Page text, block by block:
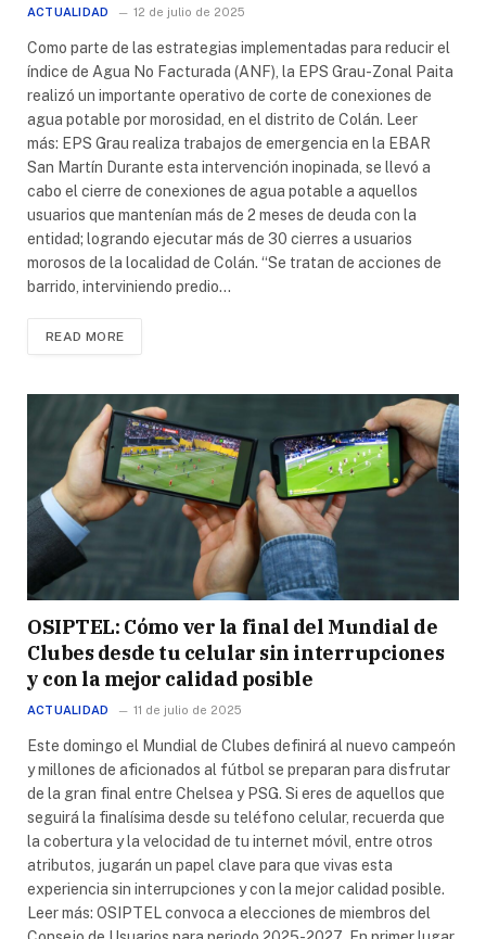
ACTUALIDAD 12 de julio de 2025
Como parte de las estrategias implementadas para reducir el
índice de Agua No Facturada (ANF), la EPS Grau-Zonal Paita
realizó un importante operativo de corte de conexiones de
agua potable por morosidad, en el distrito de Colán. Leer
más: EPS Grau realiza trabajos de emergencia en la EBAR
San Martín Durante esta intervención inopinada, se llevó a
cabo el cierre de conexiones de agua potable a aquellos
usuarios que mantenían más de 2 meses de deuda con la
entidad; logrando ejecutar más de 30 cierres a usuarios
morosos de la localidad de Colán. “Se tratan de acciones de
barrido, interviniendo predio…
READ MORE
OSIPTEL: Cómo ver la final del Mundial de
Clubes desde tu celular sin interrupciones
y con la mejor calidad posible
ACTUALIDAD 11 de julio de 2025
Este domingo el Mundial de Clubes definirá al nuevo campeón
y millones de aficionados al fútbol se preparan para disfrutar
de la gran final entre Chelsea y PSG. Si eres de aquellos que
seguirá la finalísima desde su teléfono celular, recuerda que
la cobertura y la velocidad de tu internet móvil, entre otros
atributos, jugarán un papel clave para que vivas esta
experiencia sin interrupciones y con la mejor calidad posible.
Leer más: OSIPTEL convoca a elecciones de miembros del